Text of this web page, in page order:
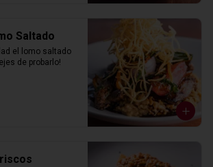
Saltado
el lomo saltado
de probarlo!